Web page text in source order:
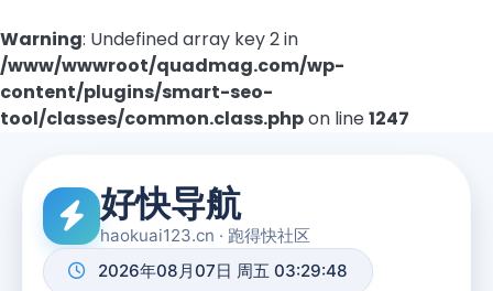
Warning: Undefined array key 2 in
/www/wwwroot/quadmag.com/wp-
content/plugins/smart-seo-
tool/classes/common.class.phpon line1247